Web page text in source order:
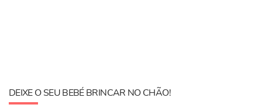
DEIXE O SEU BEBÉ BRINCAR NO CHÃO!